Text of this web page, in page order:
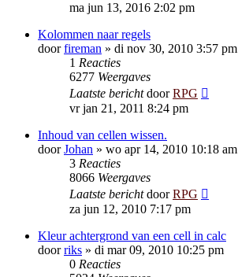
ma jun 13, 2016 2:02 pm
Kolommen naar regels
doorfireman » di nov 30, 2010 3:57 pm
1 Reacties
6277 Weergaves
Laatste berichtdoorRPG
vr jan 21, 2011 8:24 pm
Inhoud van cellen wissen.
doorJohan » wo apr 14, 2010 10:18 am
3 Reacties
8066 Weergaves
Laatste berichtdoorRPG
za jun 12, 2010 7:17 pm
Kleur achtergrond van een cell in calc
doorriks » di mar 09, 2010 10:25 pm
0 Reacties